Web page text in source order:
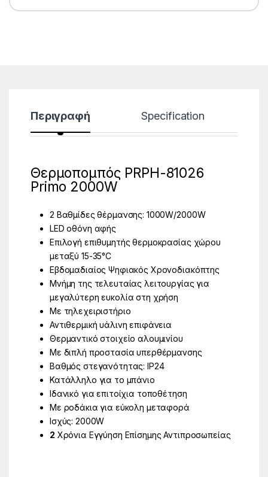
Περιγραφή Specification
Θερμοπομπός PRPH-81026
Primo 2000W
2 Βαθμίδες θέρμανσης: 1000W/2000W
LΕD οθόνη αφής
Επιλογή επιθυμητής θερμοκρασίας χώρου
μεταξύ 15-35°C
Εβδομαδιαίος Ψηφιακός Χρονοδιακόπτης
Μνήμη της τελευταίας λειτουργίας για
μεγαλύτερη ευκολία στη χρήση
Με τηλεχειριστήριο
Αντιθερμική υάλινη επιφάνεια
Θερμαντικό στοιχείο αλουμινίου
Με διπλή προστασία υπερθέρμανσης
Βαθμός στεγανότητας: IP24
Κατάλληλο για το μπάνιο
Ιδανικό για επιτοίχια τοποθέτηση
Με ροδάκια για εύκολη μεταφορά
Ισχύς: 2000W
2 Χρόνια Εγγύηση Επίσημης Αντιπροσωπείας